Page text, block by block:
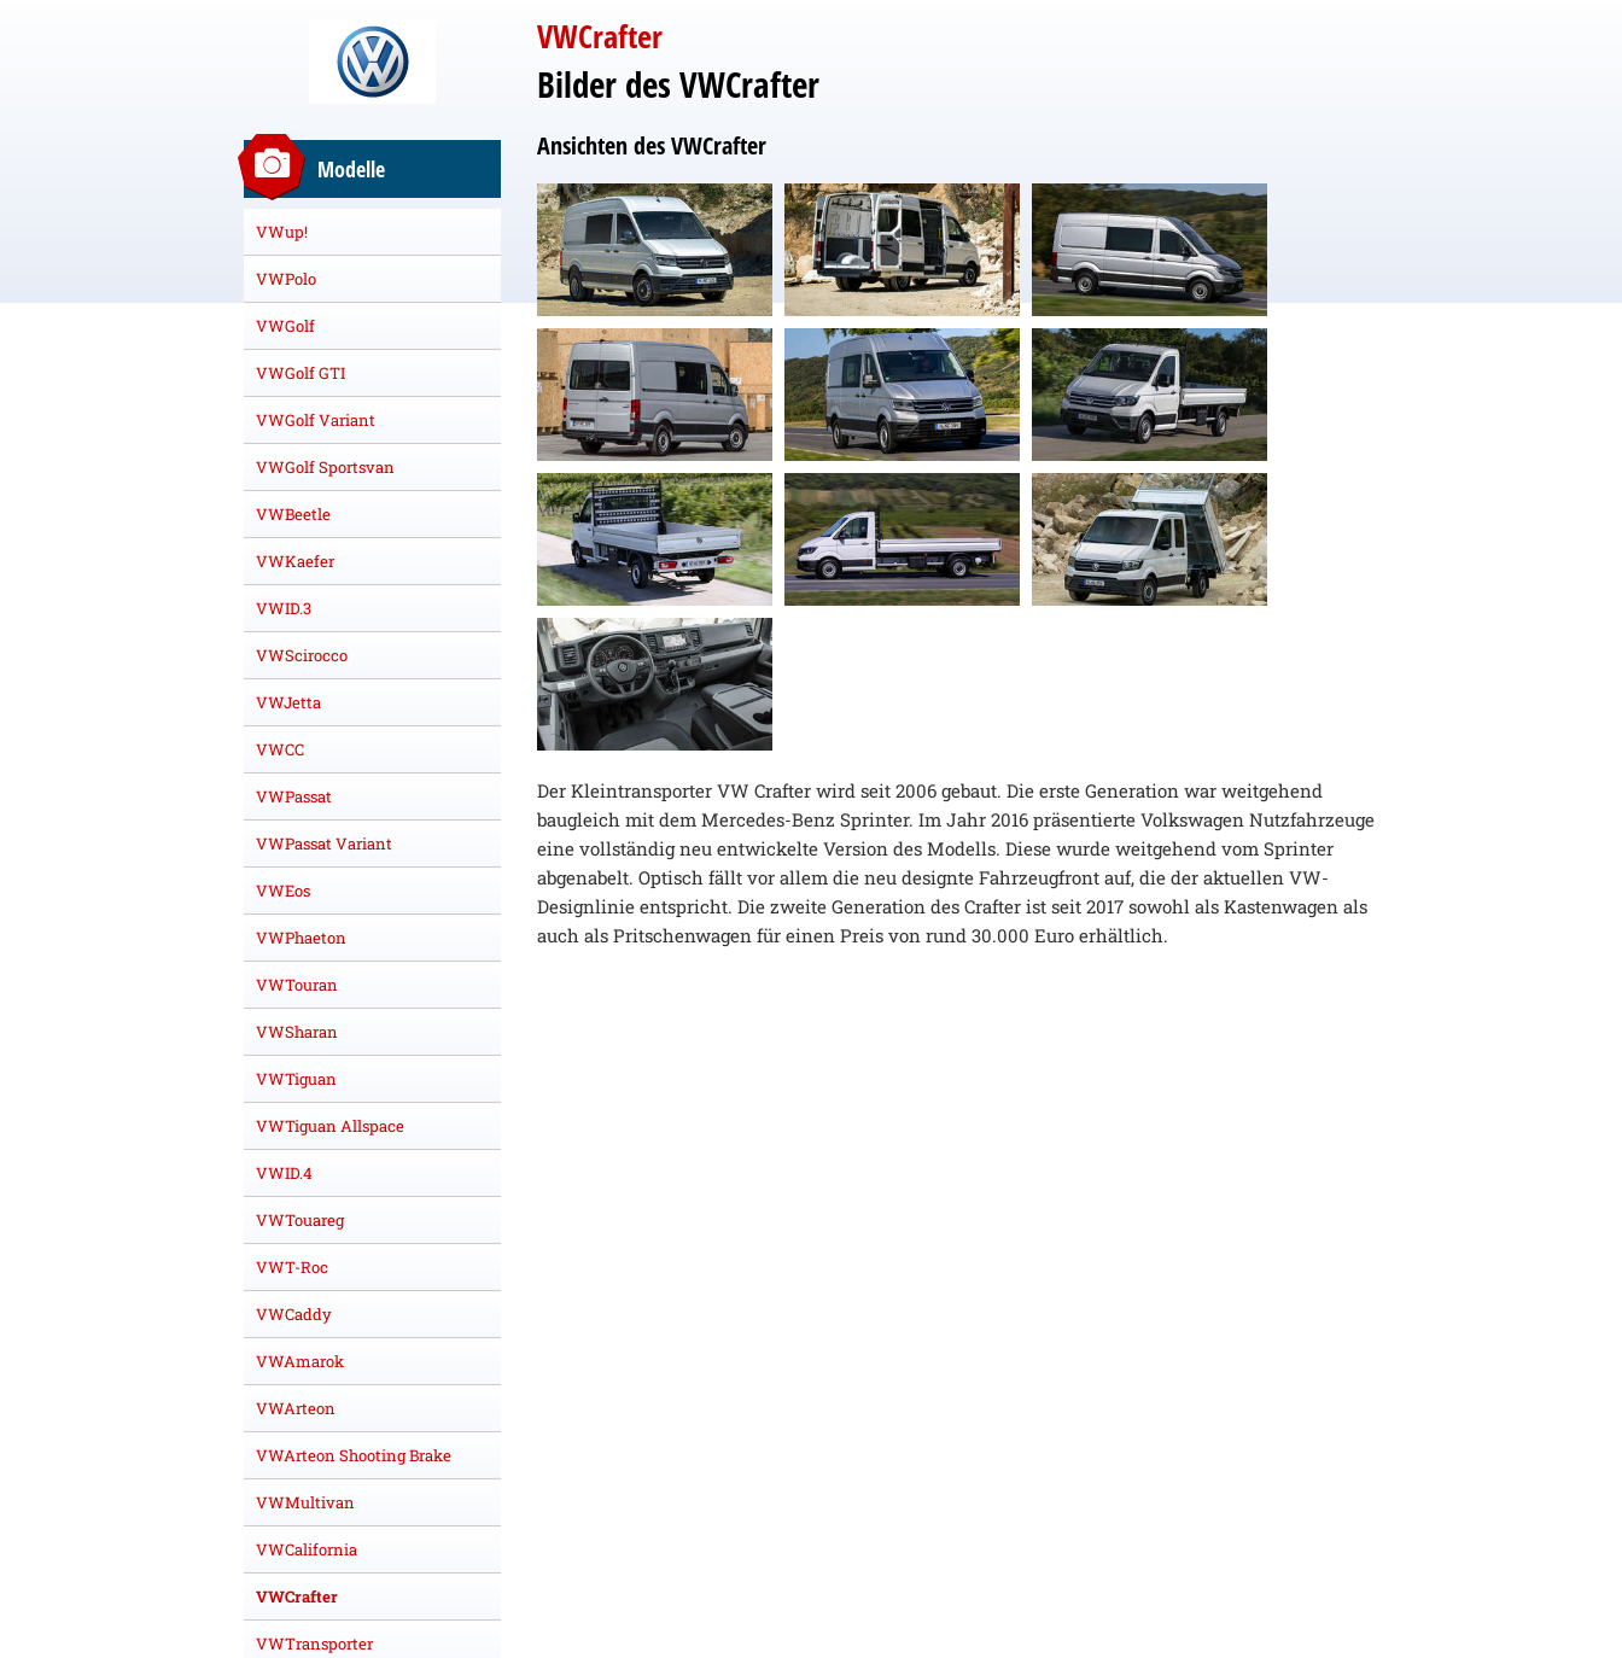
VWCrafter
Bilder des VWCrafter
Ansichten des VWCrafter
Der Kleintransporter VW Crafter wird seit 2006 gebaut. Die erste Generation war weitgehend
baugleich mit dem Mercedes-Benz Sprinter. Im Jahr 2016 präsentierte Volkswagen Nutzfahrzeuge
eine vollständig neu entwickelte Version des Modells. Diese wurde weitgehend vom Sprinter
abgenabelt. Optisch fällt vor allem die neu designte Fahrzeugfront auf, die der aktuellen VW-
Designlinie entspricht. Die zweite Generation des Crafter ist seit 2017 sowohl als Kastenwagen als
auch als Pritschenwagen für einen Preis von rund 30.000 Euro erhältlich.
Modelle
VWup!
VWPolo
VWGolf
VWGolf GTI
VWGolf Variant
VWGolf Sportsvan
VWBeetle
VWKaefer
VWID.3
VWScirocco
VWJetta
VWCC
VWPassat
VWPassat Variant
VWEos
VWPhaeton
VWTouran
VWSharan
VWTiguan
VWTiguan Allspace
VWID.4
VWTouareg
VWT-Roc
VWCaddy
VWAmarok
VWArteon
VWArteon Shooting Brake
VWMultivan
VWCalifornia
VWCrafter
VWTransporter